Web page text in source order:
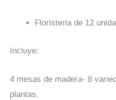
Floristeria de 12
Incluye:
4 mesas de madera- 8
plantas.